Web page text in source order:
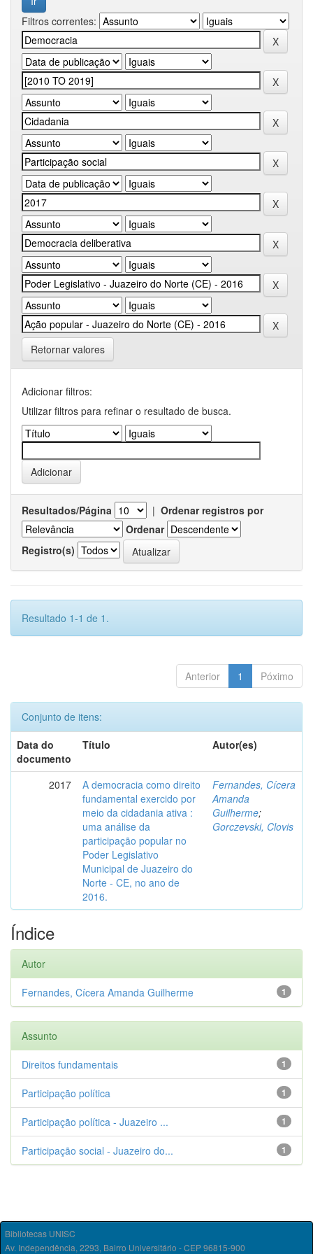
Filtros correntes:
Retornar valores
Adicionar filtros:
Utilizar filtros para refinar o resultado de busca.
Resultados/Página | Ordenar registros por
Ordenar
Registro(s)
Resultado 1-1 de 1.
Anterior 1 Póximo
Conjunto de itens:
Data do
documento
Título Autor(es)
2017
A democracia como direito
fundamental exercido por
meio da cidadania ativa :
uma análise da
participação popular no
Poder Legislativo
Municipal de Juazeiro do
Norte - CE, no ano de
2016.
Fernandes, Cícera
Amanda
Guilherme;
Gorczevski, Clovis
Índice
Autor
1
Fernandes, Cícera Amanda Guilherme
Assunto
1
Direitos fundamentais
1
Participação política
1
Participação política - Juazeiro ...
1
Participação social - Juazeiro do...
Bibliotecas UNISC
Av. Independência, 2293, Bairro Universitário - CEP 96815-900